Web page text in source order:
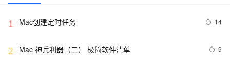
1 Mac创建定时任务 14
2 Mac 神兵利器（二） 极简软件清单 9